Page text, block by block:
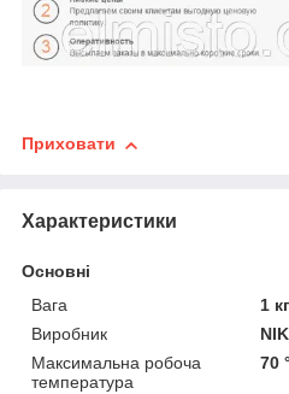
Приховати
Характеристики
Основні
Вага
1 кг
Виробник
NIK
Максимальна робоча
температура
70